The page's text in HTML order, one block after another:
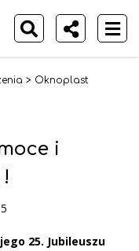
> Oknoplast
i
25. Jubileuszu